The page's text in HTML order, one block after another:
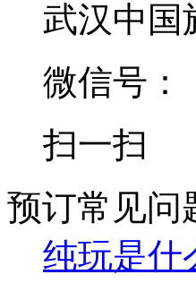
武汉中国
微信号：
扫一扫
预订常见问
纯玩是什